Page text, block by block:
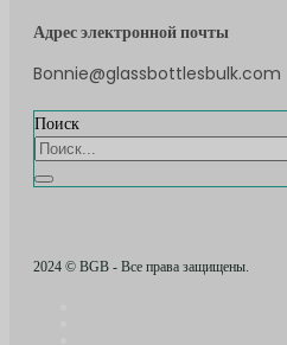
Адрес электронной почты
Bonnie@glassbottlesbulk.com
Поиск
2024 © BGB - Все права защищены.